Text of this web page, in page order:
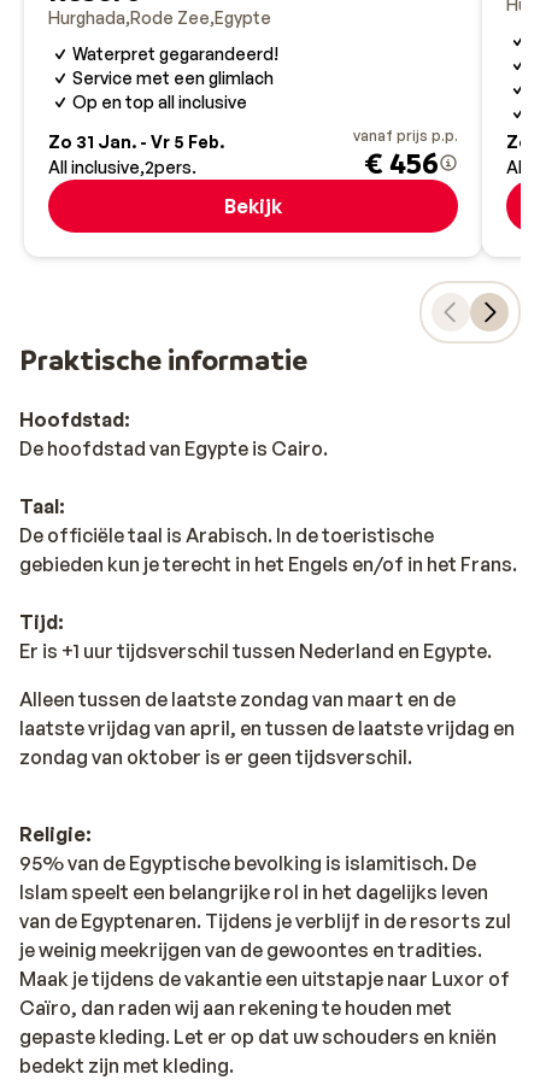
Hurghada afreizen.
Hurghada Rode Zee Egypte
Waterpret gegarandeerd!
Service met een glimlach
Op en top all inclusive
Zo 31 Jan. - Vr 5 Feb.
All inclusive 2pers.
vanaf prijs p.p.
€ 456
Bekijk
Zo
All
Praktische informatie
Hoofdstad:
De hoofdstad van Egypte is Cairo.
Taal:
De officiële taal is Arabisch. In de toeristische
gebieden kun je terecht in het Engels en/of in het Frans.
Tijd:
Er is +1 uur tijdsverschil tussen Nederland en Egypte.
Alleen tussen de laatste zondag van maart en de
laatste vrijdag van april, en tussen de laatste vrijdag en
zondag van oktober is er geen tijdsverschil.
Religie:
95% van de Egyptische bevolking is islamitisch. De
Islam speelt een belangrijke rol in het dagelijks leven
van de Egyptenaren. Tijdens je verblijf in de resorts zul
je weinig meekrijgen van de gewoontes en tradities.
Maak je tijdens de vakantie een uitstapje naar Luxor of
Caïro, dan raden wij aan rekening te houden met
gepaste kleding. Let er op dat uw schouders en kniën
bedekt zijn met kleding.